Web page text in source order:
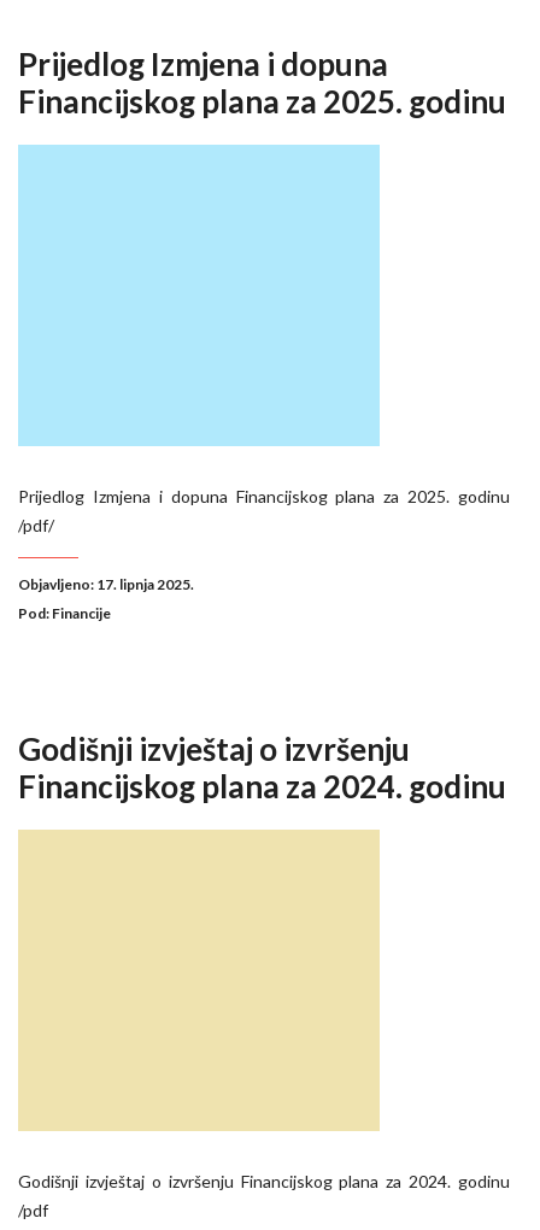
Prijedlog Izmjena i dopuna
Financijskog plana za 2025. godinu
Prijedlog Izmjena i dopuna Financijskog plana za 2025. godinu
/pdf/
Objavljeno: 17. lipnja 2025.
Pod: Financije
Godišnji izvještaj o izvršenju
Financijskog plana za 2024. godinu
Godišnji izvještaj o izvršenju Financijskog plana za 2024. godinu
/pdf